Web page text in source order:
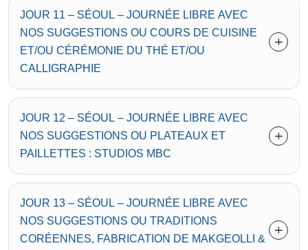
JOUR 11 – SÉOUL – JOURNÉE LIBRE AVEC
NOS SUGGESTIONS OU COURS DE CUISINE
ET/OU CÉRÉMONIE DU THÉ ET/OU
CALLIGRAPHIE
JOUR 12 – SÉOUL – JOURNÉE LIBRE AVEC
NOS SUGGESTIONS OU PLATEAUX ET
PAILLETTES : STUDIOS MBC
JOUR 13 – SÉOUL – JOURNÉE LIBRE AVEC
NOS SUGGESTIONS OU TRADITIONS
CORÉENNES, FABRICATION DE MAKGEOLLI &